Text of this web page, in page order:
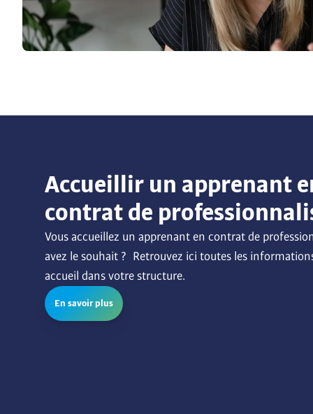
Accueillir un apprenant
contrat de
Vous accueillez un apprenant en contrat de
avez le souhait ?  Retrouvez ici toutes les
accueil dans votre structure.
En savoir plus